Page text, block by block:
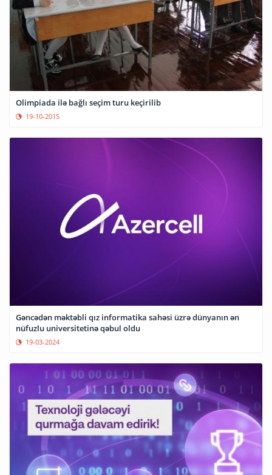
Olimpiada ilə bağlı seçim turu keçirilib
19-10-2015
Gəncədən məktəbli qız informatika sahəsi üzrə dünyanın ən
nüfuzlu universitetinə qəbul oldu
19-03-2024